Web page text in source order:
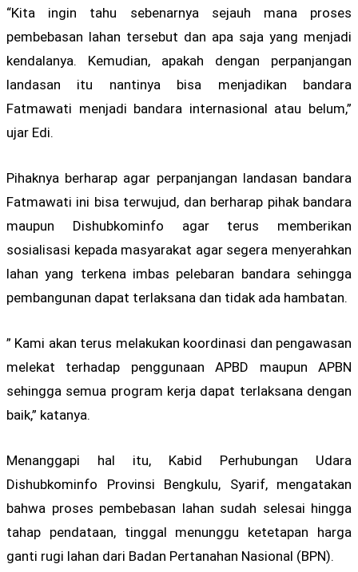
“Kita ingin tahu sebenarnya sejauh mana proses
pembebasan lahan tersebut dan apa saja yang menjadi
kendalanya. Kemudian, apakah dengan perpanjangan
landasan itu nantinya bisa menjadikan bandara
Fatmawati menjadi bandara internasional atau belum,”
ujar Edi.
Pihaknya berharap agar perpanjangan landasan bandara
Fatmawati ini bisa terwujud, dan berharap pihak bandara
maupun Dishubkominfo agar terus memberikan
sosialisasi kepada masyarakat agar segera menyerahkan
lahan yang terkena imbas pelebaran bandara sehingga
pembangunan dapat terlaksana dan tidak ada hambatan.
” Kami akan terus melakukan koordinasi dan pengawasan
melekat terhadap penggunaan APBD maupun APBN
sehingga semua program kerja dapat terlaksana dengan
baik,” katanya.
Menanggapi hal itu, Kabid Perhubungan Udara
Dishubkominfo Provinsi Bengkulu, Syarif, mengatakan
bahwa proses pembebasan lahan sudah selesai hingga
tahap pendataan, tinggal menunggu ketetapan harga
ganti rugi lahan dari Badan Pertanahan Nasional (BPN).